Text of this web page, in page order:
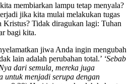
membiarkan lampu tetap menyala?
jika kita mulai melakukan tugas
Kristus? Tidak diragukan lagi: Tuhan
bagi kita.
jiwa Anda ingin mengubah
lain adalah perubahan total.’ ‘Sebab
dari semula, mereka juga
untuk menjadi serupa dengan